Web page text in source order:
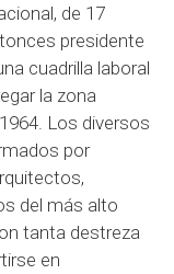
de 17
presidente
cuadrilla laboral
la zona
Los diversos
por
del más alto
tanta destreza
en